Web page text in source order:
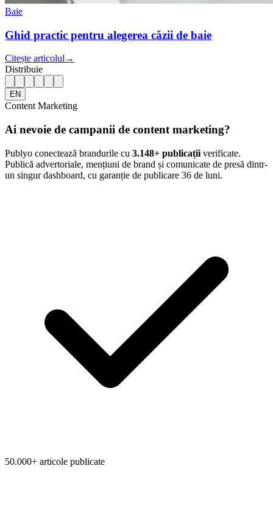
Baie
Ghid practic pentru alegerea căzii de baie
Citește articolul →
Distribuie
EN
Content Marketing
Ai nevoie de campanii de content marketing?
Publyo conectează brandurile cu 3.148+ publicații verificate.
Publică advertoriale, mențiuni de brand și comunicate de presă dintr-
un singur dashboard, cu garanție de publicare 36 de luni.
50.000+ articole publicate